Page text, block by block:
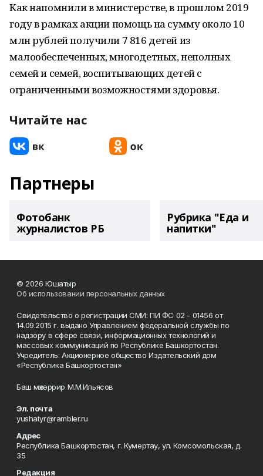
Как напомнили в министерстве, в прошлом 2019
году в рамках акции помощь на сумму около 10
млн рублей получили 7 816 детей из
малообеспеченных, многодетных, неполных
семей и семей, воспитывающих детей с
ограниченными возможностями здоровья.
Читайте нас
Партнеры
Фотобанк
журналистов РБ
Рубрика "Еда и
напитки"
© 2026 Юшатыр
Об использовании персональных данных
Свидетельство о регистрации СМИ: ПИ ФС 02 - 01456 от
14.09.2015 г. выдано Управлением федеральной службы по
надзору в сфере связи, информационных технологий и
массовых коммуникаций по Республике Башкортостан.
Учредитель: Акционерное общество Издательский дом
«Республика Башкортостан»
Баш мөхәррир М.М.Ильясов
Эл. почта
yushatyr@rambler.ru
Адрес
Республика Башкортостан, г. Кумертау, ул. Комсомольская, д.
35
Редакция